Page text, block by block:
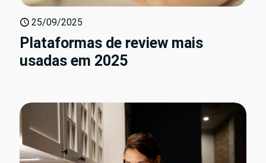
25/09/2025
Plataformas de review mais
usadas em 2025